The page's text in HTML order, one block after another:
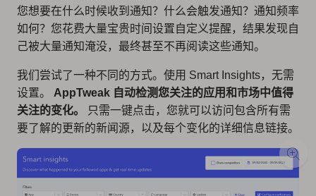
您想要在什么时候收到通知？什么会触发通知？通知频率
如何？您花费大量宝贵时间设置自定义提醒，结果发现自
己被大量通知淹没，最终甚至不再阅读这些通知。
我们尝试了一种不同的方式。使用 Smart Insights，无需
设置。 AppTweak 自动检测您关注的应用和市场中值得
关注的变化。
只需一键点击，您就可以访问包含所有需
要了解的更新的新闻源，以及每个变化的详细信息链接。